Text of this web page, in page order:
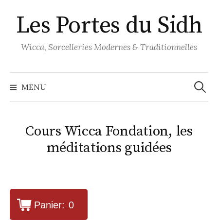
au
contenu
Les Portes du Sidh
Wicca, Sorcelleries Modernes & Traditionnelles
MENU
Cours Wicca Fondation, les
méditations guidées
Panier: 0